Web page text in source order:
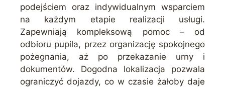
podejściem oraz indywidualnym wsparciem
na każdym etapie realizacji usługi.
Zapewniają kompleksową pomoc – od
odbioru pupila, przez organizację spokojnego
pożegnania, aż po przekazanie urny i
dokumentów. Dogodna lokalizacja pozwala
ograniczyć dojazdy, co w czasie żałoby daje